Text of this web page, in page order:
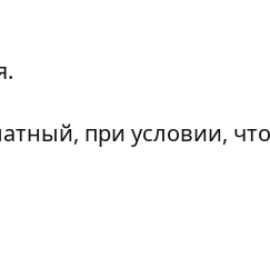
при условии,